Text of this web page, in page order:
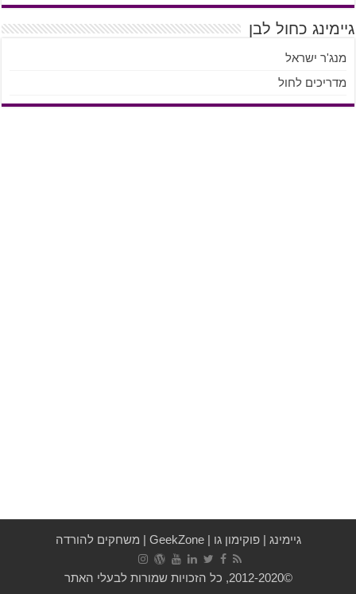
גיימינג כחול לבן
מנג'ר ישראל
מדריכים לחול
גיימינג| פוקימון גו|
GeekZone
| משחקים להורדה
©2012-2020, כל הזכויות שמורות לבעלי האתר